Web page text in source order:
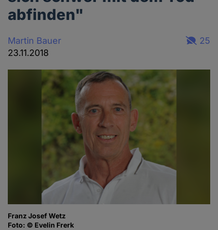
abfinden"
Martin Bauer
23.11.2018
25
Franz Josef Wetz
Foto: © Evelin Frerk